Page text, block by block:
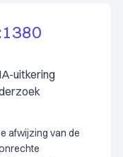
uitkering
afwijzing van de